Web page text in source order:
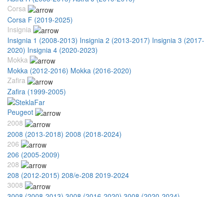
Corsa
Corsa F (2019-2025)
Insignia
Insignia 1 (2008-2013) Insignia 2 (2013-2017) Insignia 3 (2017-
2020) Insignia 4 (2020-2023)
Mokka
Mokka (2012-2016) Mokka (2016-2020)
Zafira
Zafira (1999-2005)
Peugeot
2008
2008 (2013-2018) 2008 (2018-2024)
206
206 (2005-2009)
208
208 (2012-2015) 208/e-208 2019-2024
3008